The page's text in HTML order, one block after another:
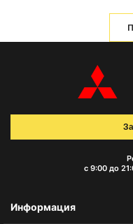
с 9:00 до
Информация